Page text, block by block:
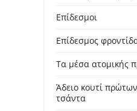
Επίδεσμοι
Επίδεσμος
Τα μέσα ατομικής
Άδειο κουτί
τσάντα